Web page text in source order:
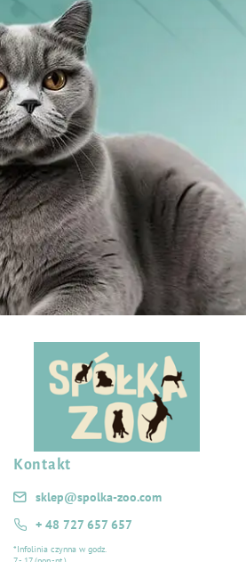
Kontakt
sklep@spolka-zoo.com
+ 48 727 657 657
*Infolinia czynna w godz.